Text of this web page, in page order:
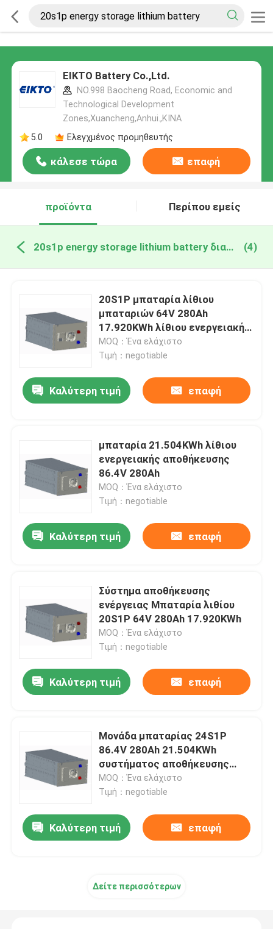
EIKTO Battery Co.,Ltd.
NO.998 Baocheng Road, Economic and
Technological Development
Zones,Xuancheng,Anhui.,ΚΙΝΑ
5.0
Ελεγχμένος προμηθευτής
κάλεσε τώρα επαφή
προϊόντα Περίπου εμείς
20s1p energy storage lithium battery διαδικτυακή κατασκευή (4)
20S1P μπαταρία λίθιου
μπαταριών 64V 280Ah
17.920KWh λίθιου ενεργειακής
αποθήκευσης
MOQ：Ένα ελάχιστο
Τιμή：negotiable
Καλύτερη τιμή επαφή
μπαταρία 21.504KWh λίθιου
ενεργειακής αποθήκευσης
86.4V 280Ah
MOQ：Ένα ελάχιστο
Τιμή：negotiable
Καλύτερη τιμή επαφή
Σύστημα αποθήκευσης
ενέργειας Μπαταρία λιθίου
20S1P 64V 280Ah 17.920KWh
MOQ：Ένα ελάχιστο
Τιμή：negotiable
Καλύτερη τιμή επαφή
Μονάδα μπαταρίας 24S1P
86.4V 280Ah 21.504KWh
συστήματος αποθήκευσης
ενέργειας
MOQ：Ένα ελάχιστο
Τιμή：negotiable
Καλύτερη τιμή επαφή
Δείτε περισσότερων